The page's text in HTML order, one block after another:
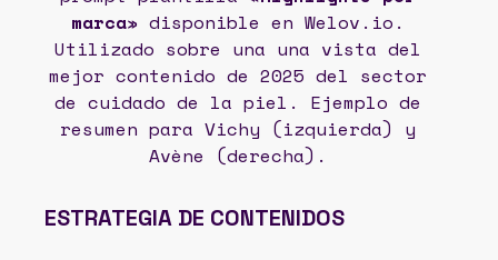
marca» disponible en Welov.io.
Utilizado sobre una una vista del
mejor contenido de 2025 del sector
de cuidado de la piel. Ejemplo de
resumen para Vichy (izquierda) y
Avène (derecha).
ESTRATEGIA DE CONTENIDOS